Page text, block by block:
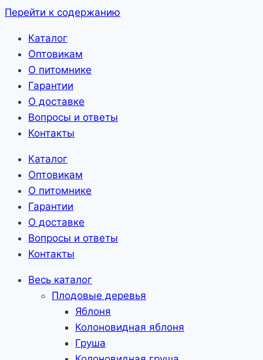
Перейти к содержанию
Каталог
Оптовикам
О питомнике
Гарантии
О доставке
Вопросы и ответы
Контакты
Каталог
Оптовикам
О питомнике
Гарантии
О доставке
Вопросы и ответы
Контакты
Весь каталог
Плодовые деревья
Яблоня
Колоновидная яблоня
Груша